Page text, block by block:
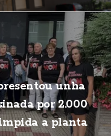
unha
por 2.000
a planta